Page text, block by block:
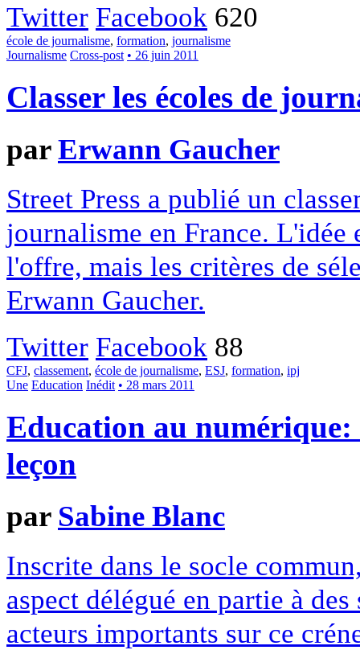
Twitter Facebook 620
école de journalisme, formation, journalisme
Journalisme Cross-post • 26 juin 2011
Classer les écoles de
parErwann Gaucher
Street Press a publié un
journalisme en France. L'idée
l'offre, mais les critères de
Erwann Gaucher.
Twitter Facebook 88
CFJ, classement, école de journalisme, ESJ, formation, ipj
Une Education Inédit • 28 mars 2011
Education au
leçon
par Sabine Blanc
Inscrite dans le socle
aspect délégué en partie à
acteurs importants sur ce